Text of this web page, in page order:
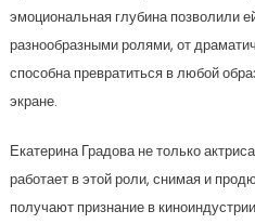
эмоциональная глубина позволили
разнообразными ролями, от
способна превратиться в любой
экране.
Екатерина Градова не только
работает в этой роли, снимая и
получают признание в